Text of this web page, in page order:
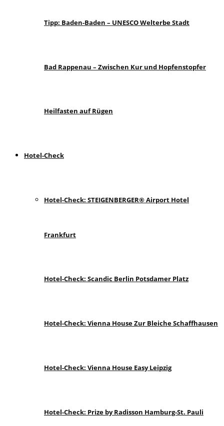
Tipp: Baden-Baden – UNESCO Welterbe Stadt
Bad Rappenau – Zwischen Kur und Hopfenstopfer
Heilfasten auf Rügen
Hotel-Check
Hotel-Check: STEIGENBERGER® Airport Hotel
Frankfurt
Hotel-Check: Scandic Berlin Potsdamer Platz
Hotel-Check: Vienna House Zur Bleiche Schaffhausen
Hotel-Check: Vienna House Easy Leipzig
Hotel-Check: Prize by Radisson Hamburg-St. Pauli